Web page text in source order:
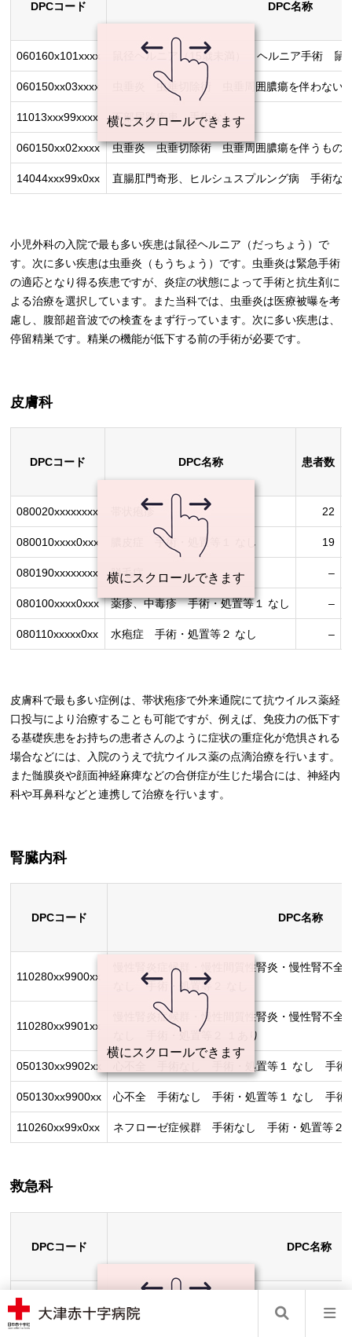
DPCコード DPC名称
060160x101xxxx 鼠径ヘルニア（15歳未満） ヘルニア手術 鼠
060150xx03xxxx 虫垂炎 虫垂切除術 虫垂周囲膿瘍を伴わない
11013xxx99xxxx 下部尿路疾患 手術なし
060150xx02xxxx 虫垂炎 虫垂切除術 虫垂周囲膿瘍を伴うもの
14044xxx99x0xx 直腸肛門奇形、ヒルシュスプルング病 手術な
小児外科の入院で最も多い疾患は鼠径ヘルニア（だっちょう）で
す。次に多い疾患は虫垂炎（もうちょう）です。虫垂炎は緊急手術
の適応となり得る疾患ですが、炎症の状態によって手術と抗生剤に
よる治療を選択しています。また当科では、虫垂炎は医療被曝を考
慮し、腹部超音波での検査をまず行っています。次に多い疾患は、
停留精巣です。精巣の機能が低下する前の手術が必要です。
皮膚科
DPCコード DPC名称 患者数
080020xxxxxxxx 帯状疱疹 22
080010xxxx0xxx 膿皮症 手術・処置等１ なし 19
080190xxxxxxxx 脱毛症 –
080100xxxx0xxx 薬疹、中毒疹 手術・処置等１ なし –
080110xxxxx0xx 水疱症 手術・処置等２ なし –
皮膚科で最も多い症例は、帯状疱疹で外来通院にて抗ウイルス薬経
口投与により治療することも可能ですが、例えば、免疫力の低下す
る基礎疾患をお持ちの患者さんのように症状の重症化が危惧される
場合などには、入院のうえで抗ウイルス薬の点滴治療を行います。
また髄膜炎や顔面神経麻痺などの合併症が生じた場合には、神経内
科や耳鼻科などと連携して治療を行います。
腎臓内科
DPCコード DPC名称
110280xx9900xx
慢性腎炎症候群・慢性間質性腎炎・慢性腎不
なし 手術・処置等２ なし
110280xx9901xx
慢性腎炎症候群・慢性間質性腎炎・慢性腎不
なし 手術・処置等２ １あり
050130xx9902xx 心不全 手術なし 手術・処置等１ なし 手術
050130xx9900xx 心不全 手術なし 手術・処置等１ なし 手術
110260xx99x0xx ネフローゼ症候群 手術なし 手術・処置等２
救急科
DPCコード DPC名称
161070xxxxx00x
161060xx99x0xx